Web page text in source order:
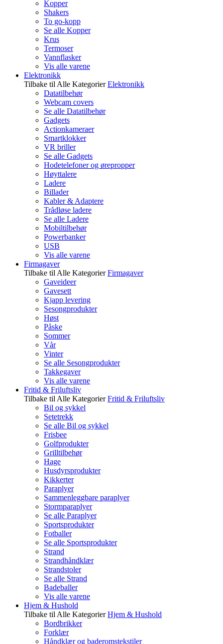
Kopper
Shakers
To go-kopp
Se alle Kopper
Krus
Termoser
Vannflasker
Vis alle varene
Elektronikk
Tilbake til Alle Kategorier Elektronikk
Datatilbehør
Webcam covers
Se alle Datatilbehør
Gadgets
Actionkameraer
Smartklokker
VR briller
Se alle Gadgets
Hodetelefoner og ørepropper
Høyttalere
Ladere
Billader
Kabler & Adaptere
Trådløse ladere
Se alle Ladere
Mobiltilbehør
Powerbanker
USB
Vis alle varene
Firmagaver
Tilbake til Alle Kategorier Firmagaver
Gaveideer
Gavesett
Kjapp levering
Sesongprodukter
Høst
Påske
Sommer
Vår
Vinter
Se alle Sesongprodukter
Takkegaver
Vis alle varene
Fritid & Friluftsliv
Tilbake til Alle Kategorier Fritid & Friluftsliv
Bil og sykkel
Setetrekk
Se alle Bil og sykkel
Frisbee
Golfprodukter
Grilltilbehør
Hage
Husdyrsprodukter
Kikkerter
Paraplyer
Sammenleggbare paraplyer
Stormparaplyer
Se alle Paraplyer
Sportsprodukter
Fotballer
Se alle Sportsprodukter
Strand
Strandhåndklær
Strandstoler
Se alle Strand
Badeballer
Vis alle varene
Hjem & Hushold
Tilbake til Alle Kategorier Hjem & Hushold
Bordbrikker
Forklær
Håndklær og baderomstekstiler